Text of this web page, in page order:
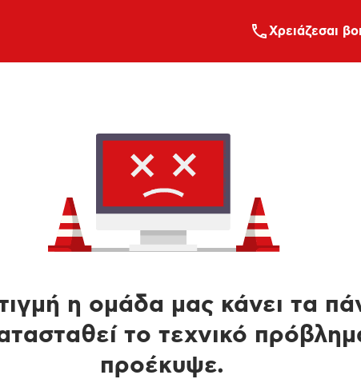
Xρειάζεσαι
η ομάδα μας κάνει τα
το τεχνικό
προέκυψε.